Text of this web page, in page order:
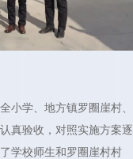
小学、地方镇罗圈崖村、
真验收，对照实施方案逐
学校师生和罗圈崖村村